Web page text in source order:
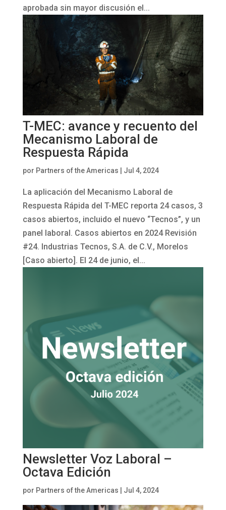
aprobada sin mayor discusión el...
T-MEC: avance y recuento del
Mecanismo Laboral de
Respuesta Rápida
por Partners of the Americas Jul 4, 2024
La aplicación del Mecanismo Laboral de
Respuesta Rápida del T-MEC reporta 24 casos, 3
casos abiertos, incluido el nuevo “Tecnos”, y un
panel laboral. Casos abiertos en 2024 Revisión
#24. Industrias Tecnos, S.A. de C.V., Morelos
[Caso abierto]. El 24 de junio, el...
Newsletter Voz Laboral –
Octava Edición
por Partners of the Americas Jul 4, 2024